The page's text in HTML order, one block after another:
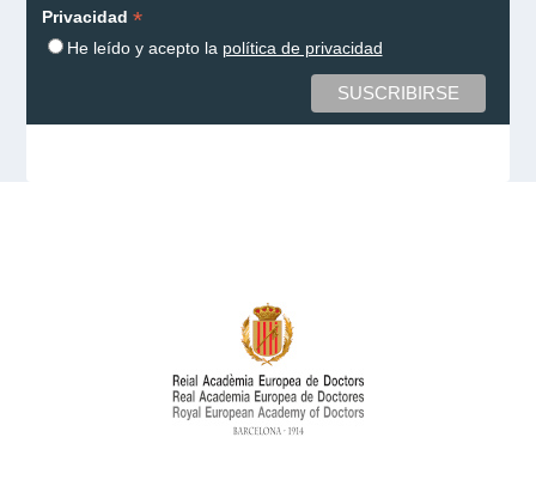
Privacidad *
He leído y acepto la política de privacidad